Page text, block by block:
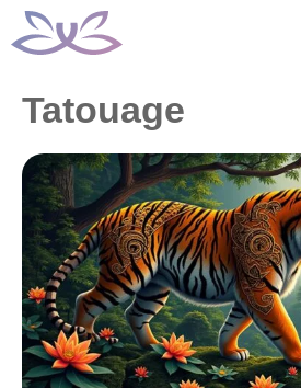
Aller
au
Tatouage